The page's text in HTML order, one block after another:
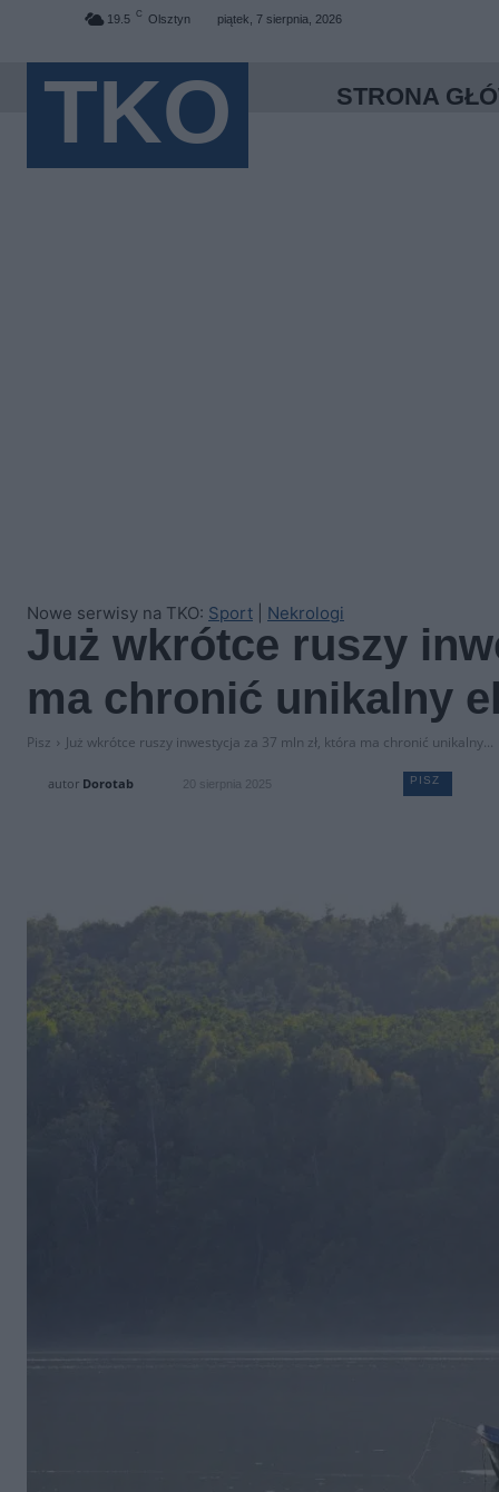
19.5 C Olsztyn piątek, 7 sierpnia, 2026
TKO STRONA
Nowe serwisy na TKO: Sport Nekrologi
Już wkrótce ruszy
ma chronić unikalny
Pisz Już wkrótce ruszy inwestycja za 37 mln zł, która ma chronić unikalny...
autor Dorotab 20 sierpnia 2025 PISZ